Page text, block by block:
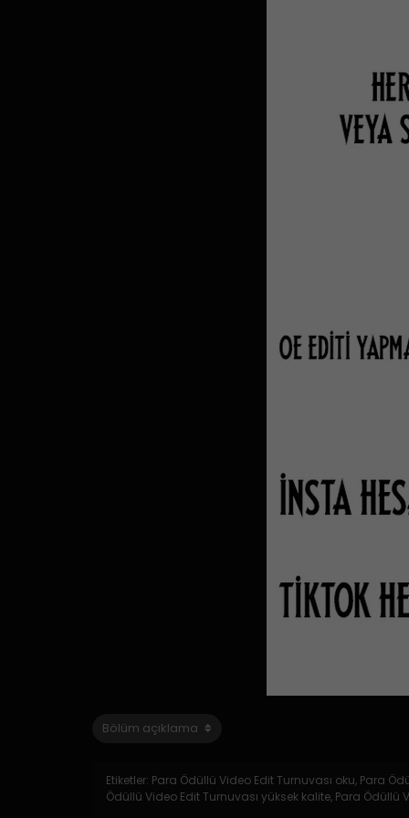
Etiketler: Para Ödüllü Video Edit Turnuvası oku, Para
Ödüllü Video Edit Turnuvası yüksek kalite, Para